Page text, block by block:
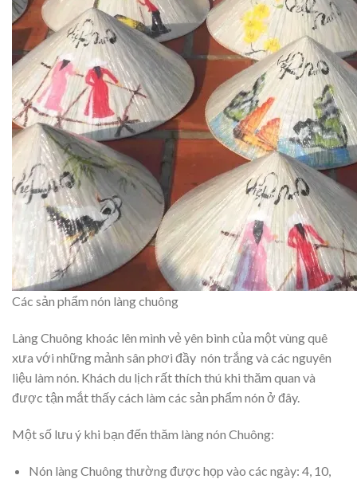
Các sản phẩm nón làng chuông
Làng Chuông khoác lên mình vẻ yên bình của một vùng quê
xưa với những mảnh sân phơi đầy nón trắng và các nguyên
liệu làm nón. Khách du lịch rất thích thú khi thăm quan và
được tận mắt thấy cách làm các sản phẩm nón ở đây.
Một số lưu ý khi bạn đến thăm làng nón Chuông:
Nón làng Chuông thường được họp vào các ngày: 4, 10,